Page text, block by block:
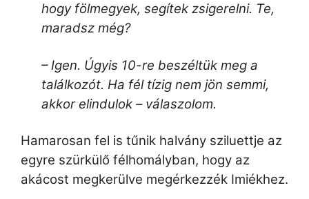
hogy fölmegyek, segítek zsigerelni. Te,
maradsz még?
– Igen. Úgyis 10-re beszéltük meg a
találkozót. Ha fél tízig nem jön semmi,
akkor elindulok – válaszolom.
Hamarosan fel is tűnik halvány sziluettje az
egyre szürkülő félhomályban, hogy az
akácost megkerülve megérkezzék Imiékhez.